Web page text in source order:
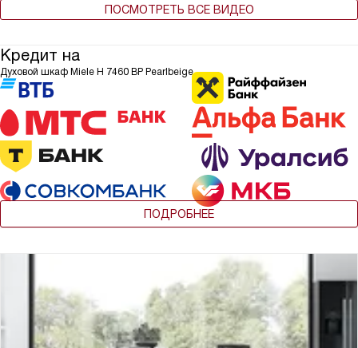
ПОСМОТРЕТЬ ВСЕ ВИДЕО
Кредит на
Духовой шкаф Miele H 7460 BP Pearlbeige
ПОДРОБНЕЕ